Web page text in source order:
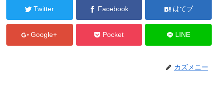
Twitter Facebook はてブ
Google+ Pocket LINE
カズメニー